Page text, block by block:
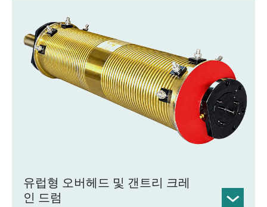
열처리: 경화 및 템퍼링, 고주파 담금질, 침
탄 담금질 등.
담금질된 홈 표면: HRC 45-55 경도, 경화
깊이 2mm 이상.
주요 용도: 일반 오버헤드 크레인 및 갠트
리 크레인용 권상 장치.
유럽형 오버헤드 및 갠트리 크레
인 드럼